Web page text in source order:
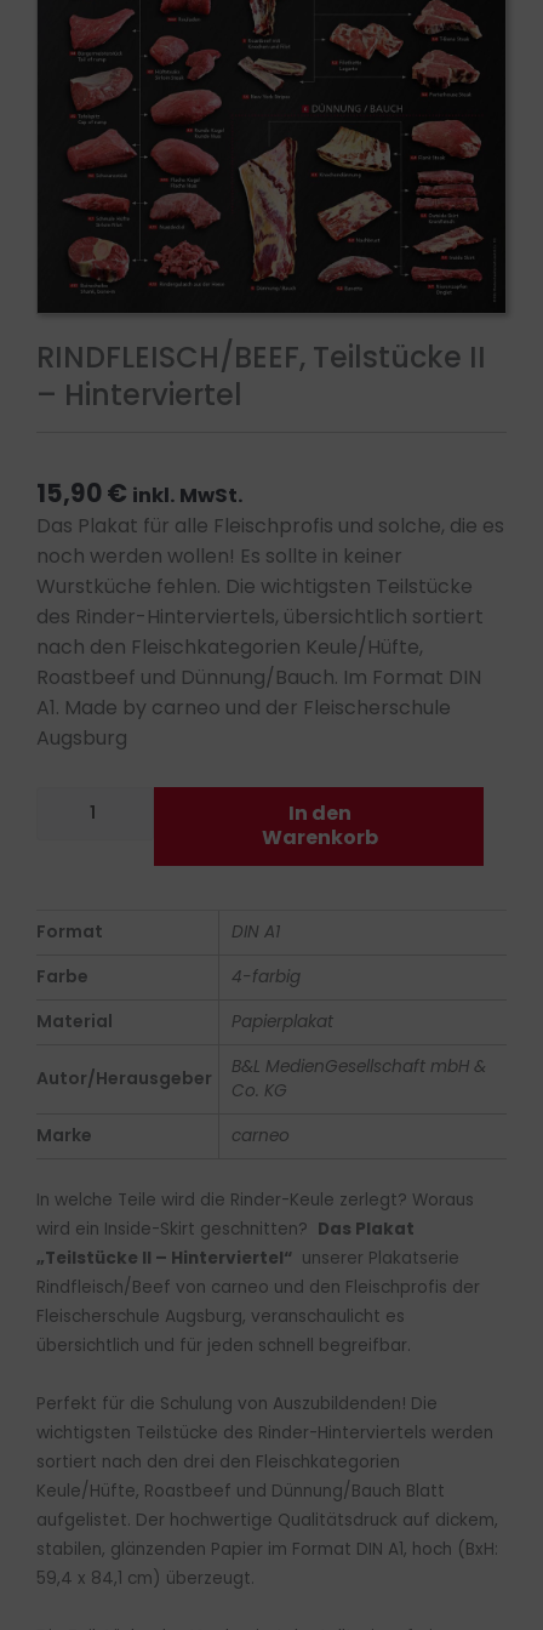
RINDFLEISCH/BEEF, Teilstücke II
– Hinterviertel
15,90€ inkl. MwSt.
Das Plakat für alle Fleischprofis und solche, die es
noch werden wollen! Es sollte in keiner
Wurstküche fehlen. Die wichtigsten Teilstücke
des Rinder-Hinterviertels, übersichtlich sortiert
nach den Fleischkategorien Keule/Hüfte,
Roastbeef und Dünnung/Bauch. Im Format DIN
A1. Made by carneo und der Fleischerschule
Augsburg
Menge
In den
Warenkorb
Format DIN A1
Farbe 4-farbig
Material Papierplakat
Autor/Herausgeber
B&L MedienGesellschaft mbH &
Co. KG
Marke carneo
In welche Teile wird die Rinder-Keule zerlegt? Woraus
wird ein Inside-Skirt geschnitten? Das Plakat
„Teilstücke II – Hinterviertel“ unserer Plakatserie
Rindfleisch/Beef von carneo und den Fleischprofis der
Fleischerschule Augsburg, veranschaulicht es
übersichtlich und für jeden schnell begreifbar.
Perfekt für die Schulung von Auszubildenden! Die
wichtigsten Teilstücke des Rinder-Hinterviertels werden
sortiert nach den drei den Fleischkategorien
Keule/Hüfte, Roastbeef und Dünnung/Bauch Blatt
aufgelistet. Der hochwertige Qualitätsdruck auf dickem,
stabilen, glänzenden Papier im Format DIN A1, hoch (BxH:
59,4 x 84,1 cm) überzeugt.